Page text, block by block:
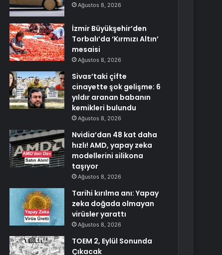
Ağustos 8, 2026
İzmir Büyükşehir’den
Torbalı’da ‘Kırmızı Altın’
mesaisi
Ağustos 8, 2026
Sivas’taki çifte
cinayette şok gelişme: 6
yıldır aranan babanın
kemikleri bulundu
Ağustos 8, 2026
Nvidia’dan 48 kat daha
hızlı! AMD, yapay zeka
modellerini silikona
taşıyor
Ağustos 8, 2026
Tarihi kırılma anı: Yapay
zeka doğada olmayan
virüsler yarattı
Ağustos 8, 2026
TOEM 2, Eylül Sonunda
Çıkacak